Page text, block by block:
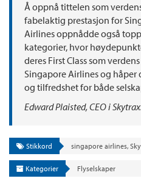
Å oppnå tittelen som
fabelaktig prestasjon for
Airlines oppnådde også
kategorier, hvor
deres First Class som
Singapore Airlines og
og tilfredshet for både
Edward Plaisted, CEO i Skytrax.
Stikkord singapore airlines,
Kategorier Flyselskaper